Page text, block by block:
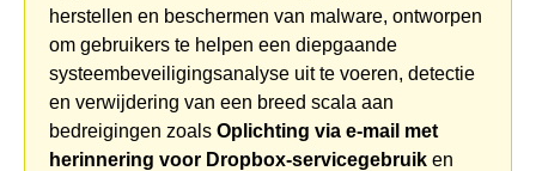
herstellen en beschermen van malware, ontworpen
om gebruikers te helpen een diepgaande
systeembeveiligingsanalyse uit te voeren, detectie
en verwijdering van een breed scala aan
bedreigingen zoals Oplichting via e-mail met
herinnering voor Dropbox-servicegebruik en